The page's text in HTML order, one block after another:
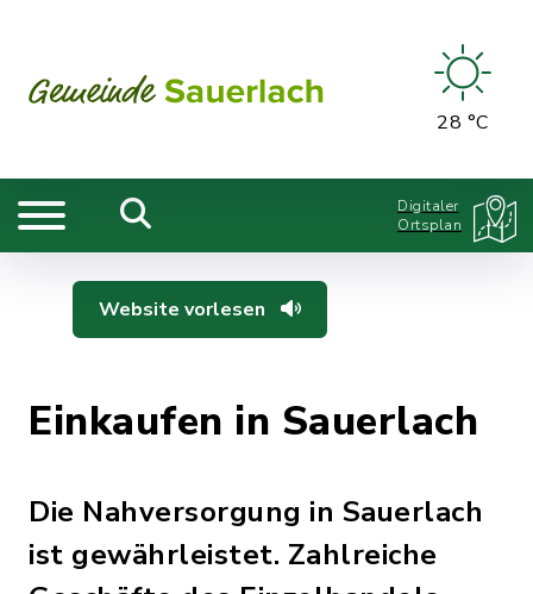
28 °C
Digitaler
Ortsplan
Website vorlesen
Einkaufen in Sauerlach
Die Nahversorgung in Sauerlach
ist gewährleistet. Zahlreiche